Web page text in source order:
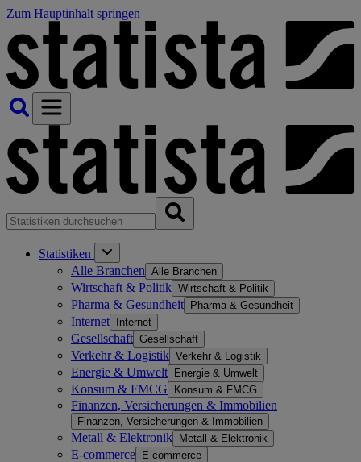
Zum Hauptinhalt springen
Statistiken
Alle Branchen Alle Branchen
Wirtschaft & Politik Wirtschaft & Politik
Pharma & Gesundheit Pharma & Gesundheit
Internet Internet
Gesellschaft Gesellschaft
Verkehr & Logistik Verkehr & Logistik
Energie & Umwelt Energie & Umwelt
Konsum & FMCG Konsum & FMCG
Finanzen, Versicherungen & Immobilien
Finanzen, Versicherungen & Immobilien
Metall & Elektronik Metall & Elektronik
E-commerce E-commerce